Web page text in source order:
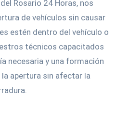
Rosario 24 Horas, nos
de vehículos sin causar
estén dentro del vehículo o
técnicos capacitados
necesaria y una formación
apertura sin afectar la